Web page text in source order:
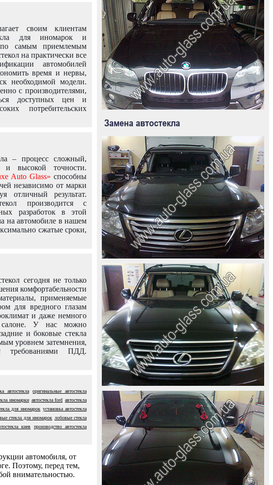
своим клиентам
для иномарок и
по самым приемлемым
на практически все
автомобилей
время и нервы,
необходимой модели.
с производителями,
доступных цен и
потребительских
– процесс сложный,
и высокой точности.
Auto Glass» способны
независимо от марки
отличный результат.
производится с
разработок в этой
на автомобиле в нашем
сжатые сроки,
сегодня не только
комфортабельности
применяемые
для вредного глазам
и даже немного
У нас можно
и боковые стекла
уровнем затемнения,
требованиями ПДД.
автостекла
оригинальные автостекла
иномарки автостекла ford автостекла
для иномарок установка автостекла
стекла для иномарок лобовые стекла
киев
производство автостекла
автомобиля, от
Поэтому, перед тем,
внимательностью.
Замена автостекла